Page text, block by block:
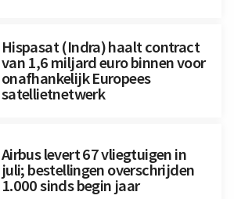
Hispasat (Indra) haalt contract
van 1,6 miljard euro binnen voor
onafhankelijk Europees
satellietnetwerk
Airbus levert 67 vliegtuigen in
juli; bestellingen overschrijden
1.000 sinds begin jaar